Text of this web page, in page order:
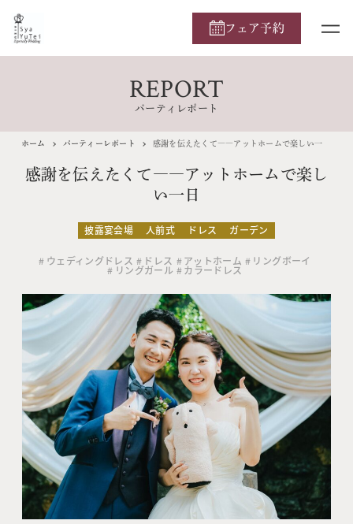
フェア予約
REPORT
パーティレポート
ホーム パーティーレポート 感謝を伝えたくて――アットホームで楽しい一日
感謝を伝えたくて――アットホームで楽し
い一日
披露宴会場 人前式 ドレス ガーデン
ウェディングドレス ドレス アットホーム リングボーイ
リングガール カラードレス